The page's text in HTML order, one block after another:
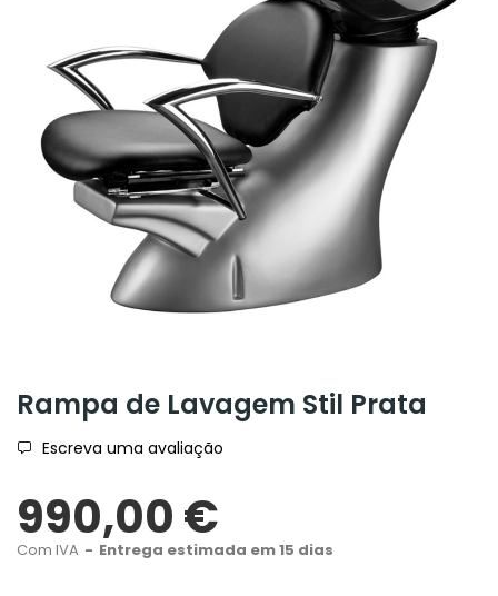
Rampa de Lavagem Stil Prata
Escreva uma avaliação
990,00 €
Com IVA Entrega estimada em 15 dias